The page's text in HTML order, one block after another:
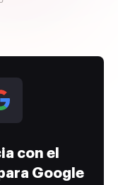
con el
Google